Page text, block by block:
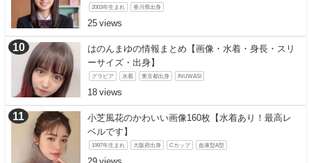
2003年生まれ 香川県出身
25
はのんまゆの情報まとめ【画像・水着・身長・スリ
ーサイズ・出身】
グラビア 水着 東京都出身 INUWASI
18
小芝風花のかわいい画像160枚【水着あり！最高レ
ベルです】
1997年生まれ 大阪府出身 Cカップ 血液型A型
29